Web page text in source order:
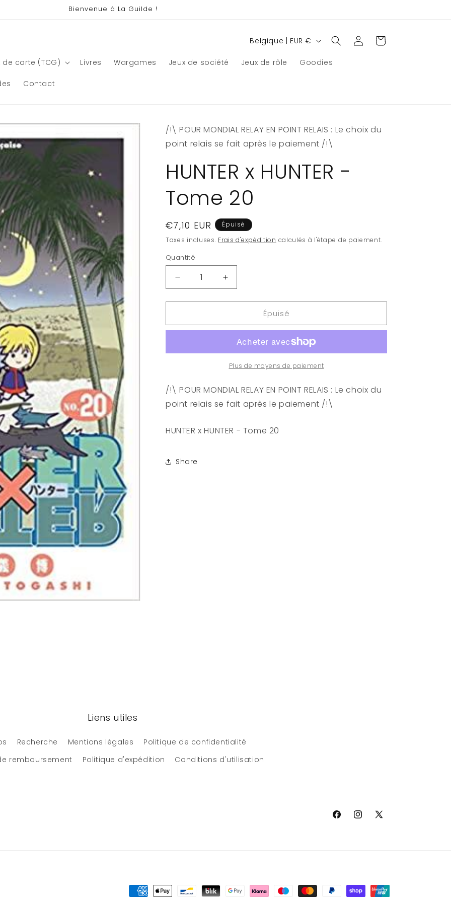
Bienvenue à La Guilde !
de carte (TCG) Livres Wargames Jeux de société Jeux de rôle Goodies
Contact
P
y
é
g
i
o
n
Belgique | EUR € ConnexionPanier
/!\ POUR MONDIAL RELAY EN POINT RELAIS : Le choix du
point relais se fait après le paiement /!\
HUNTER x HUNTER -
Tome 20
Prix
habituel
€7,10 EUR
Épuisé
Taxes incluses. Frais d'expédition calculés à l'étape de paiement.
Quantité
Quantité
Réduire
la
quantité
HUNTER
-
Augmenter
la
quantité
HUNTER
HUNTER
-
Tome
Épuisé
Plus de moyens de paiement
/!\ POUR MONDIAL RELAY EN POINT RELAIS : Le choix du
point relais se fait après le paiement /!\
HUNTER x HUNTER - Tome 20
Share
Liens utiles
Recherche Mentions légales
Politique de confidentialité
remboursement
Politique d'expédition Conditions d'utilisation
FacebookInstagram
X
Moyens